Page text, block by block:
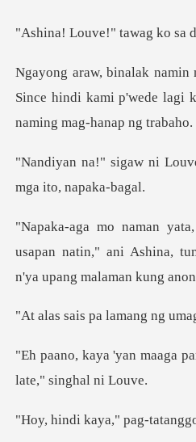
tawag ko sa
Since hindi kami p'wede lagi
usapan natin," ani Ashina,
amang ng
" pag-